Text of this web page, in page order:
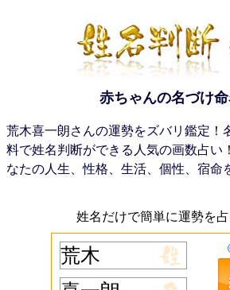
赤ちゃんの名づけ
荒木喜一朗さんの運勢をズバリ鑑定！
料で姓名判断ができる人気の画数占い
なたの人生、性格、生活、個性、宿命
姓名だけで簡単に運勢を占